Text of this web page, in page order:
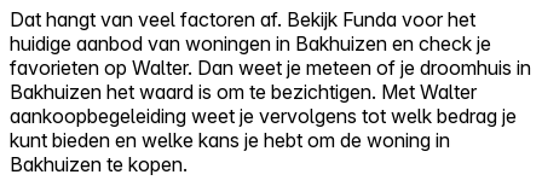
Dat hangt van veel factoren af. Bekijk Funda voor het
huidige aanbod van woningen in Bakhuizen en check je
favorieten op Walter. Dan weet je meteen of je droomhuis in
Bakhuizen het waard is om te bezichtigen. Met Walter
aankoopbegeleiding weet je vervolgens tot welk bedrag je
kunt bieden en welke kans je hebt om de woning in
Bakhuizen te kopen.